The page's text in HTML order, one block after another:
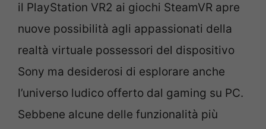
il PlayStation VR2 ai giochi SteamVR apre
nuove possibilità agli appassionati della
realtà virtuale possessori del dispositivo
Sony ma desiderosi di esplorare anche
l’universo ludico offerto dal gaming su PC.
Sebbene alcune delle funzionalità più